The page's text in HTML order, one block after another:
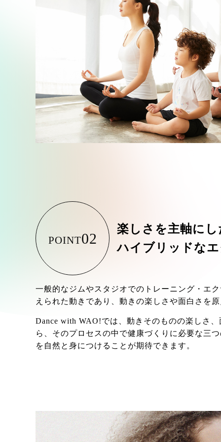
POINT02
楽しさを主軸にし
ハイブリッドな
一般的なジムやスタジオでのトレーニング・エ
えられた動きであり、動きの楽しさや面白さを
Dance with WAO!では、動きそのものの楽しさ
ら、そのプロセスの中で健康づくりに必要な三
を自然と身につけることが期待できます。